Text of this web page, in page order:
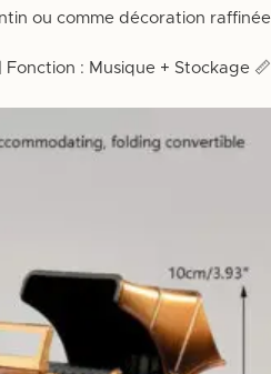
ou comme décoration raffinée.
📏 Design : Locomotive rétro | Fonction : Musique + Stockage